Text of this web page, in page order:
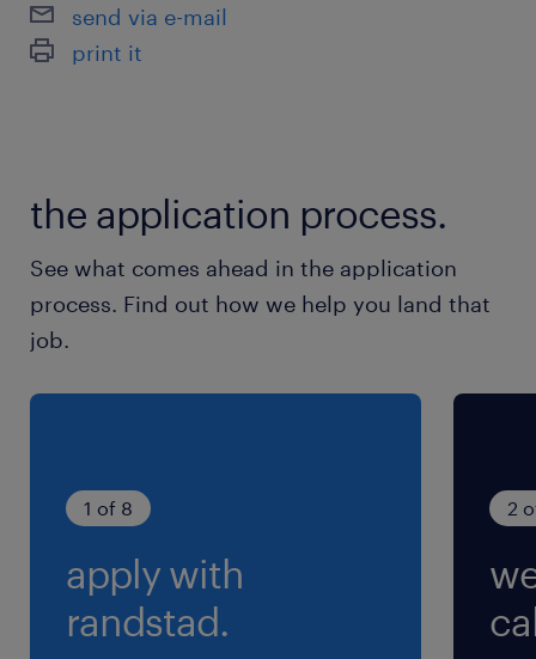
最寄駅
JR／南草津駅（バス10分）
休日休暇
就業時間
9:00-17:30（実働7時間45分・休憩45分）
send via e-mail
print it
the application process.
See what comes ahead in the application
process. Find out how we help you land that
job.
1 of 8
apply with
randstad.
2